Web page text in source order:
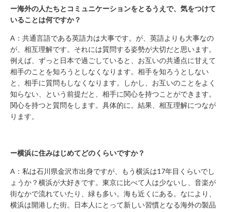
ー海外の人たちとコミュニケーションをとるうえで、気をつけて
いることは何ですか？
A：共通言語である英語力は大事です。が、英語よりも大事なの
が、相互理解です。それには質問する姿勢が大切だと思います。
例えば、ずっと日本で過ごしていると、お互いの共通点に甘えて
相手のことを知ろうとしなくなります。相手を知ろうとしない
と、相手に質問もしなくなります。しかし、お互いのことをよく
知らない、という前提だと、相手に関心を持つことができます。
関心を持つと質問をします。具体的に。結果、相互理解につなが
ります。
ー横浜に住みはじめてどのくらいですか？
A：私は石川県金沢市出身ですが、もう横浜は17年目くらいでし
ょうか？横浜が大好きです。東京に比べて人は少ないし、音楽が
街なかで流れていたり、緑も多い。海も近くにある。なにより、
横浜は開港した街。日本人にとって新しい習慣となる海外の製品
す
る
お
問
い
合
わ
せ
新
規
会
員
登
録
済